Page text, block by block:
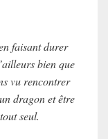
faisant durer
bien que
vu rencontrer
dragon et être
seul.